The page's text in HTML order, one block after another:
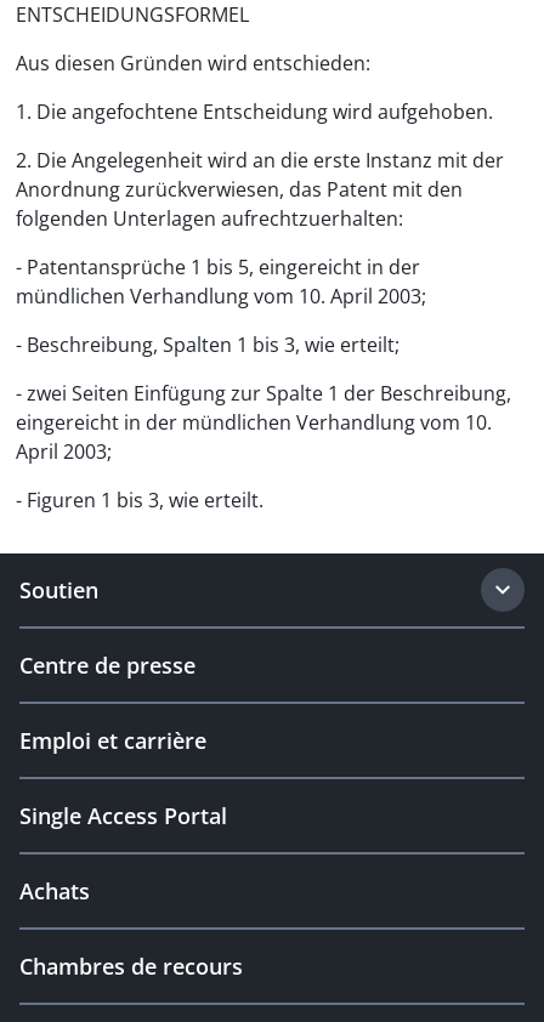
ENTSCHEIDUNGSFORMEL
Aus diesen Gründen wird entschieden:
1. Die angefochtene Entscheidung wird aufgehoben.
2. Die Angelegenheit wird an die erste Instanz mit der
Anordnung zurückverwiesen, das Patent mit den
folgenden Unterlagen aufrechtzuerhalten:
- Patentansprüche 1 bis 5, eingereicht in der
mündlichen Verhandlung vom 10. April 2003;
- Beschreibung, Spalten 1 bis 3, wie erteilt;
- zwei Seiten Einfügung zur Spalte 1 der Beschreibung,
eingereicht in der mündlichen Verhandlung vom 10.
April 2003;
- Figuren 1 bis 3, wie erteilt.
Soutien
Centre de presse
Emploi et carrière
Single Access Portal
Achats
Chambres de recours